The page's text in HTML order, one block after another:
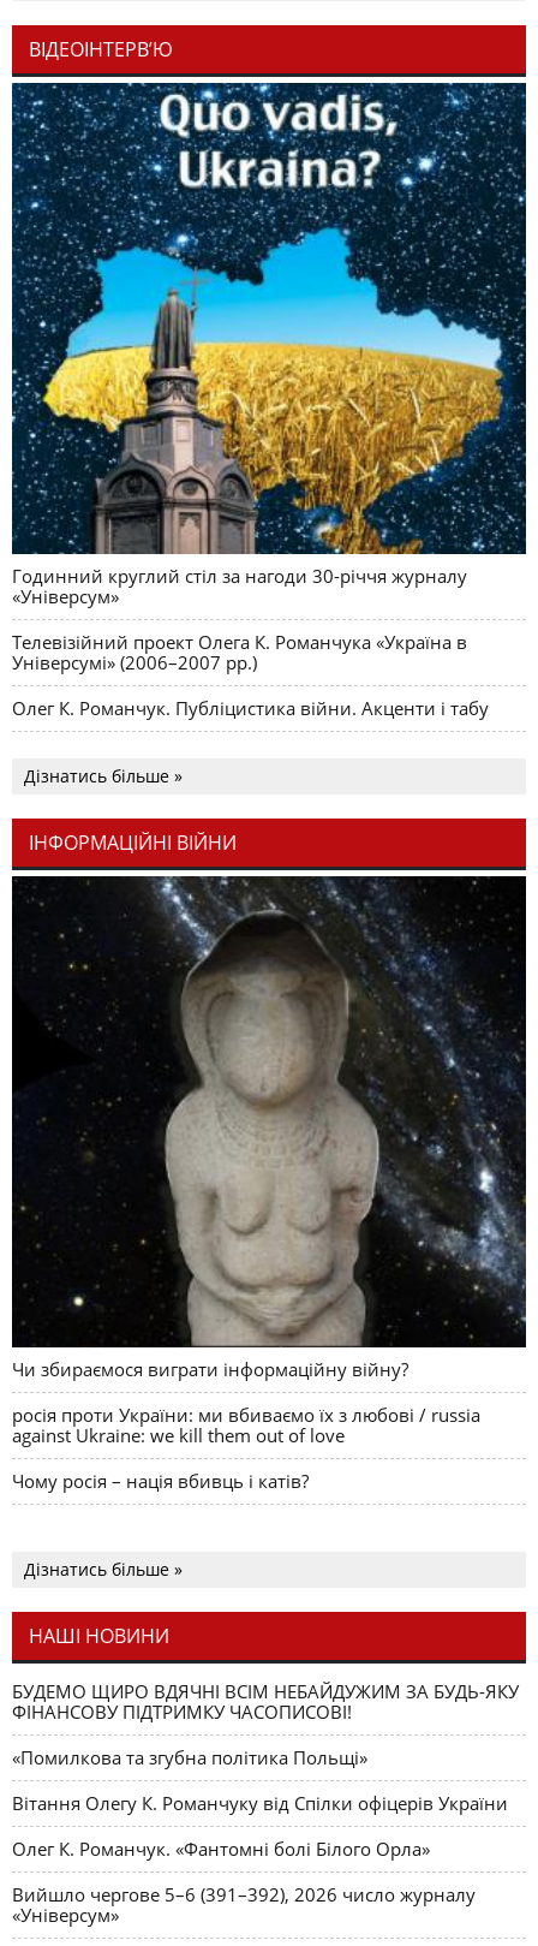
ВІДЕОІНТЕРВ’Ю
Годинний круглий стіл за нагоди 30-річчя журналу
«Універсум»
Телевізійний проект Олега К. Романчука «Україна в
Універсумі» (2006–2007 рр.)
Олег К. Романчук. Публіцистика війни. Акценти і табу
Дізнатись більше »
ІНФОРМАЦІЙНІ ВІЙНИ
Чи збираємося виграти інформаційну війну?
росія проти України: ми вбиваємо їх з любові / russia
against Ukraine: we kill them out of love
Чому росія – нація вбивць і катів?
Дізнатись більше »
НАШІ НОВИНИ
БУДЕМО ЩИРО ВДЯЧНІ ВСІМ НЕБАЙДУЖИМ ЗА БУДЬ-ЯКУ
ФІНАНСОВУ ПІДТРИМКУ ЧАСОПИСОВІ!
«Помилкова та згубна політика Польщі»
Вітання Олегу К. Романчуку від Спілки офіцерів України
Олег К. Романчук. «Фантомні болі Білого Орла»
Вийшло чергове 5–6 (391–392), 2026 число журналу
«Універсум»